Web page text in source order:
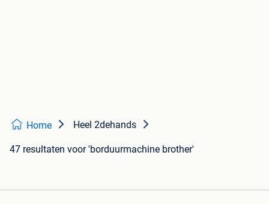
Home Heel 2dehands
47 resultaten voor 'borduurmachine brother'